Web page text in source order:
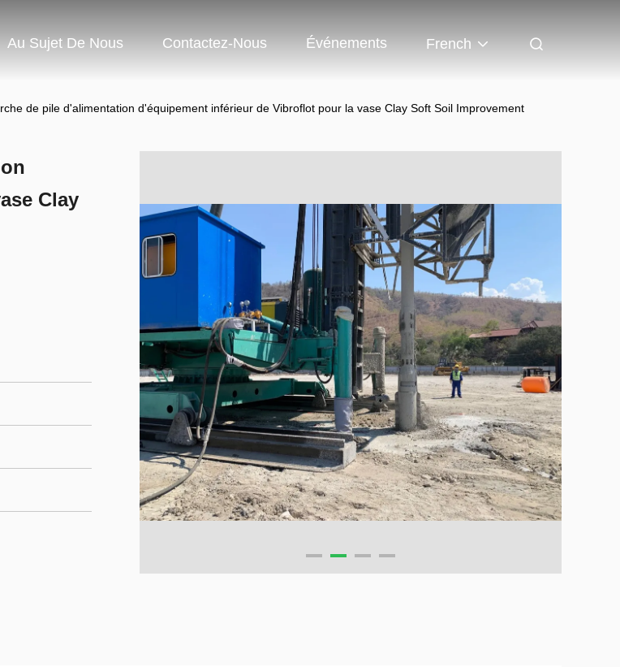
Au Sujet De Nous Contactez-Nous Événements French
de pile d'alimentation d'équipement inférieur de Vibroflot pour la vase Clay Soft Soil Improvement
Clay